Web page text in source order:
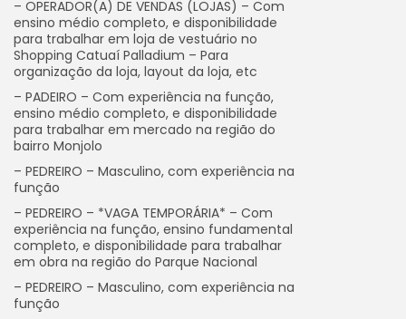
– OPERADOR(A) DE VENDAS (LOJAS) – Com
ensino médio completo, e disponibilidade
para trabalhar em loja de vestuário no
Shopping Catuaí Palladium – Para
organização da loja, layout da loja, etc
– PADEIRO – Com experiência na função,
ensino médio completo, e disponibilidade
para trabalhar em mercado na região do
bairro Monjolo
– PEDREIRO – Masculino, com experiência na
função
– PEDREIRO – *VAGA TEMPORÁRIA* – Com
experiência na função, ensino fundamental
completo, e disponibilidade para trabalhar
em obra na região do Parque Nacional
– PEDREIRO – Masculino, com experiência na
função